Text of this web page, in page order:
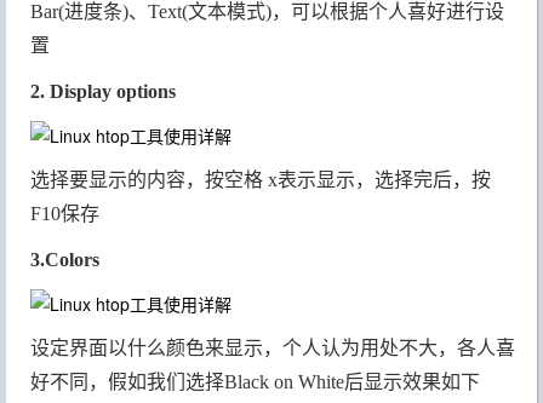
排序
T
按Time+ 使用
l
显示进程打
I
s
选择某进
Bar(进度条)、Text(文本模式)，可以根据个人喜好进行设
置
2. Display options
选择要显示的内容，按空格 x表示显示，选择完后，按
F10保存
3.Colors
设定界面以什么颜色来显示，个人认为用处不大，各人喜
好不同，假如我们选择Black on White后显示效果如下